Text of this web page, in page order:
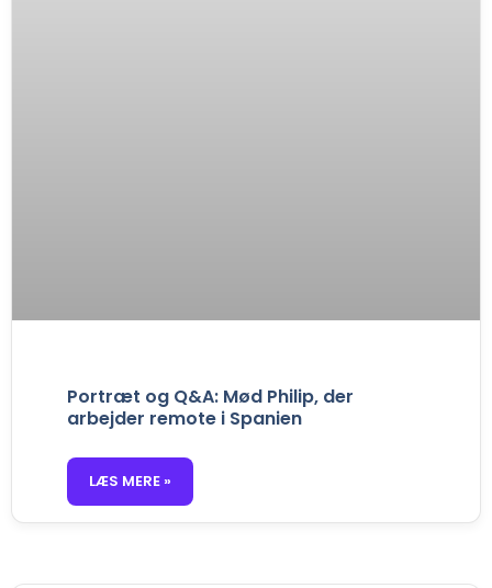
Portræt og Q&A: Mød Philip, der
arbejder remote i Spanien
LÆS MERE »